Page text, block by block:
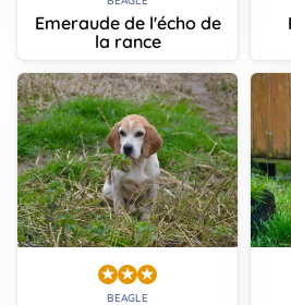
Emeraude de l'écho de
la rance
BEAGLE